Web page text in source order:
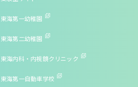
東海第一幼稚園
東海第二幼稚園
東海内科・内視鏡クリニック
東海第一自動車学校